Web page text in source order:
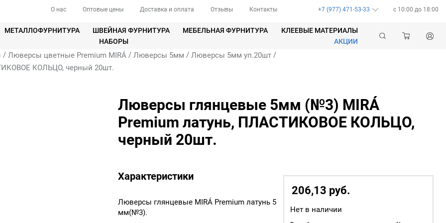
О нас Оптовые цены Доставка и оплата Отзывы Контакты +7 (977) 471-53-33 c 10:00 до 18:00
МЕТАЛЛОФУРНИТУРА ШВЕЙНАЯ ФУРНИТУРА МЕБЕЛЬНАЯ ФУРНИТУРА
КЛЕЕВЫЕ МАТЕРИАЛЫ
НАБОРЫ АКЦИИ
/ Люверсы цветные Premium MIRÁ / Люверсы 5мм / Люверсы 5мм уп.20шт /
КОЛЬЦО, черный 20шт.
Люверсы глянцевые 5мм (№3) MIRÁ
Premium латунь, ПЛАСТИКОВОЕ КОЛЬЦО,
черный 20шт.
Характеристики
Люверсы глянцевые MIRÁ Premium латунь 5
мм(№3).
206,13 руб.
Нет в наличии